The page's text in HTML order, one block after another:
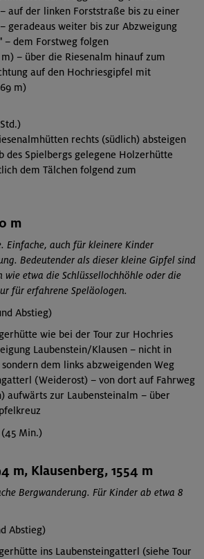
auf der linken Forststraße bis zu einer
geradeaus weiter bis zur Abzweigung
– dem Forstweg folgen
– über die Riesenalm hinauf zum
auf den Hochriesgipfel mit
m)
rechts (südlich) absteigen
des Spielbergs gelegene Holzerhütte
dem Tälchen folgend zum
m
Einfache, auch für kleinere Kinder
Bedeutender als dieser kleine Gipfel sind
wie etwa die Schlüssellochhöhle oder die
für erfahrene Speläologen.
Abstieg)
wie bei der Tour zur Hochries
Laubenstein/Klausen – nicht in
dem links abzweigenden Weg
(Weiderost) – von dort auf Fahrweg
aufwärts zur Laubensteinalm – über
Min.)
m, Klausenberg, 1554 m
Bergwanderung. Für Kinder ab etwa 8
Abstieg)
ins Laubensteingatterl (siehe Tour